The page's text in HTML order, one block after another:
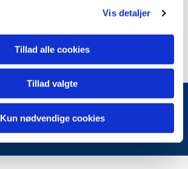
Vis detaljer
Tillad alle cookies
Tillad valgte
Kun nødvendige cookies